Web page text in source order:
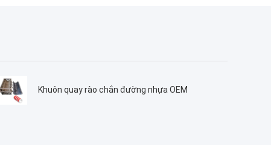
Khuôn quay rào chắn đường nhựa OEM